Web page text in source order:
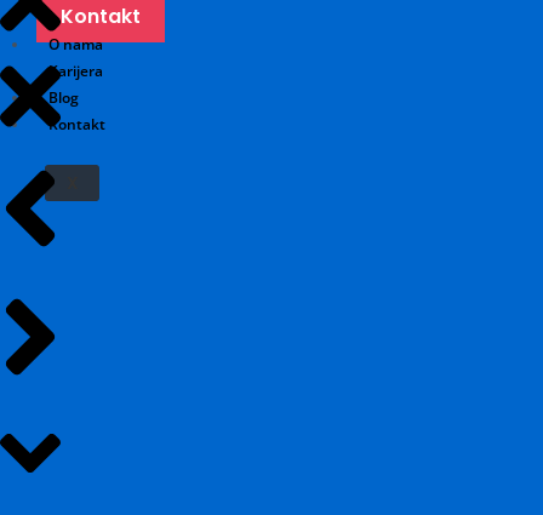
Kontakt
O nama
Karijera
Blog
Kontakt